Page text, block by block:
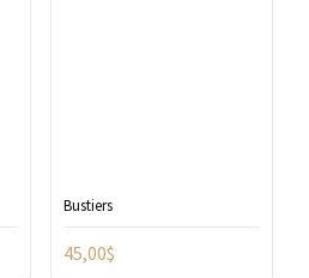
Bustiers
45,00$